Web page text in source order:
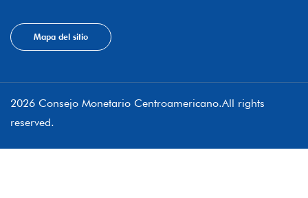
Mapa del sitio
2026 Consejo Monetario Centroamericano.All rights
reserved.